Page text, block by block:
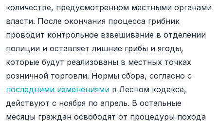
количестве, предусмотренном местными органами
власти. После окончания процесса грибник
проводит контрольное взвешивание в отделении
полиции и оставляет лишние грибы и ягоды,
которые будут реализованы в местных точках
розничной торговли. Нормы сбора, согласно с
последними изменениями в Лесном кодексе,
действуют с ноября по апрель. В остальные
месяцы граждан освободят от процедуры похода